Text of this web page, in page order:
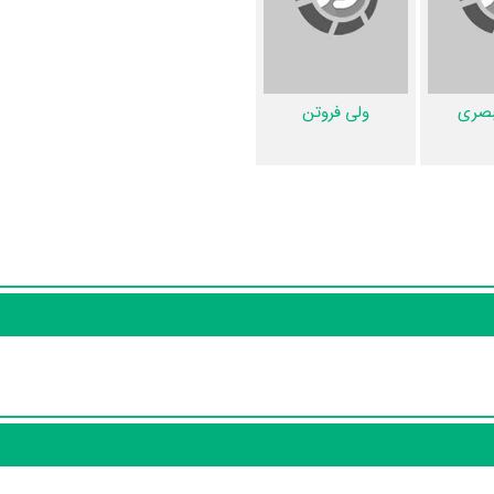
ویدئو و تیزر فیلم آپاراتچی، حواشی فیلم آپاراتچی، دیالوگ برتر فیلم
قطعا ما و شما به این حد قانع نیستیم؛ باید به‌کمک علاقمندان فیلم، سریال
ولی فروتن